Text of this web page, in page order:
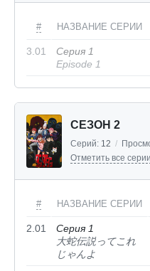
# НАЗВАНИЕ СЕРИИ
3.01
Серия 1
Episode 1
СЕЗОН 2
Серий: 12 /
Отметить все серии
# НАЗВАНИЕ СЕРИИ
2.01
Серия 1
大蛇伝説ってこれ
じゃんよ